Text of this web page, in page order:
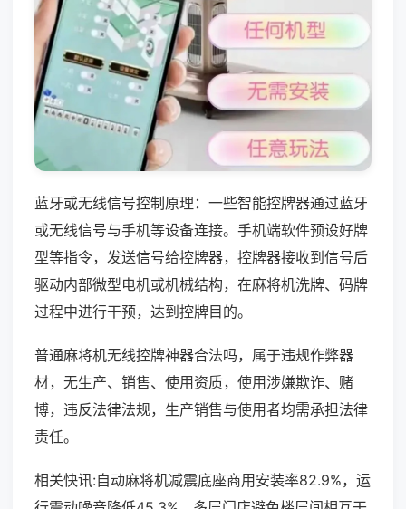
蓝牙或无线信号控制原理：一些智能控牌器通过蓝牙
或无线信号与手机等设备连接。手机端软件预设好牌
型等指令，发送信号给控牌器，控牌器接收到信号后
驱动内部微型电机或机械结构，在麻将机洗牌、码牌
过程中进行干预，达到控牌目的。
普通麻将机无线控牌神器合法吗，属于违规作弊器
材，无生产、销售、使用资质，使用涉嫌欺诈、赌
博，违反法律法规，生产销售与使用者均需承担法律
责任。
相关快讯:自动麻将机减震底座商用安装率82.9%，运